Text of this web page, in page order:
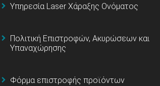
Υπηρεσία Laser Χάραξης Ονόματος
Πολιτική Επιστροφών, Ακυρώσεων και
Υπαναχώρησης
Φόρμα επιστροφής προϊόντων